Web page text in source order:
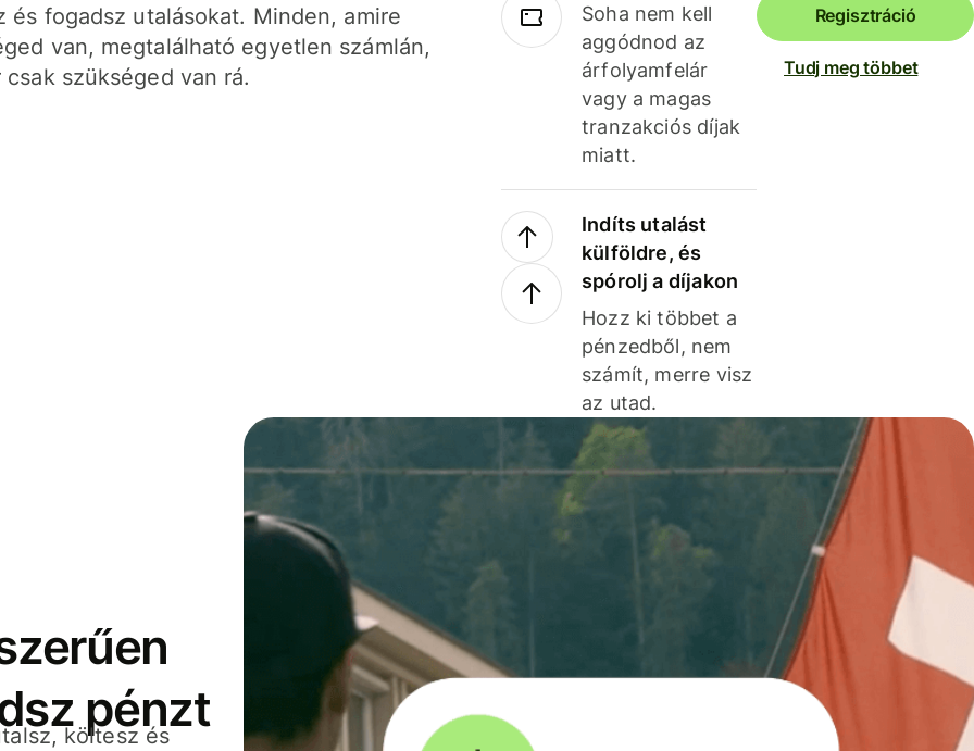
és fogadsz utalásokat. Minden, amire
van, megtalálható egyetlen számlán,
csak szükséged van rá.
Soha nem kell
aggódnod az
árfolyamfelár
vagy a magas
tranzakciós díjak
miatt.
Indíts utalást
külföldre, és
spórolj a díjakon
Hozz ki többet a
pénzedből, nem
számít, merre visz
az utad.
Regisztráció
Tudj meg többet
pénzt
költesz és